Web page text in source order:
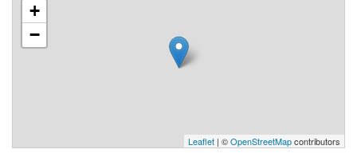
+
−
Leaflet | ©OpenStreetMapcontributors